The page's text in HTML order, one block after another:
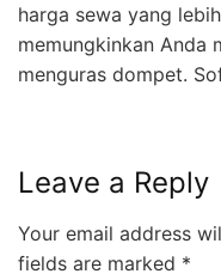
harga sewa yang
memungkinkan Anda
menguras dompet.
Leave a Reply
Your email address
fields are marked *